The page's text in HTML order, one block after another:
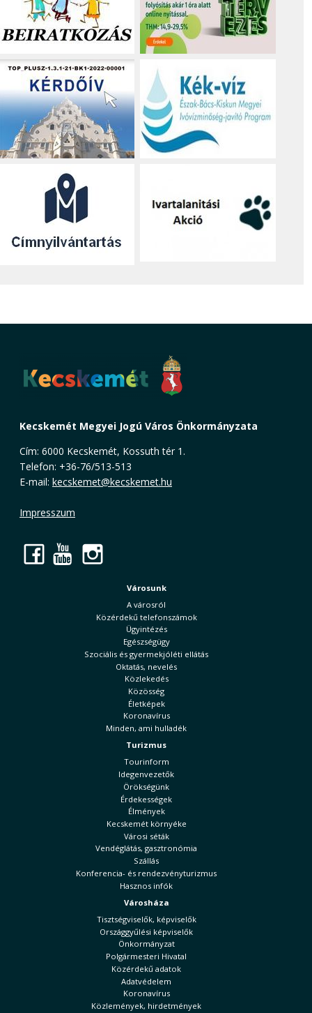
Kecskemét Megyei Jogú Város Önkormányzata
Cím: 6000 Kecskemét, Kossuth tér 1.
Telefon: +36-76/513-513
E-mail: kecskemet@kecskemet.hu
Impresszum
Facebook
YouTube
Városunk
A városról
Közérdekű telefonszámok
Ügyintézés
Egészségügy
Szociális és gyermekjóléti ellátás
Oktatás, nevelés
Közlekedés
Közösség
Életképek
Koronavírus
Minden, ami hulladék
Turizmus
Tourinform
Idegenvezetők
Örökségünk
Érdekességek
Élmények
Kecskemét környéke
Városi séták
Vendéglátás, gasztronómia
Szállás
Konferencia- és rendezvényturizmus
Hasznos infók
Városháza
Tisztségviselők, képviselők
Országgyűlési képviselők
Önkormányzat
Polgármesteri Hivatal
Közérdekű adatok
Adatvédelem
Koronavírus
Közlemények, hirdetmények